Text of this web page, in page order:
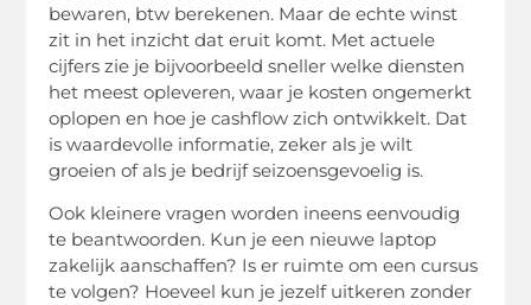
bewaren, btw berekenen. Maar de echte winst
zit in het inzicht dat eruit komt. Met actuele
cijfers zie je bijvoorbeeld sneller welke diensten
het meest opleveren, waar je kosten ongemerkt
oplopen en hoe je cashflow zich ontwikkelt. Dat
is waardevolle informatie, zeker als je wilt
groeien of als je bedrijfseizoensgevoelig is.
Ook kleinere vragen worden ineens eenvoudig
te beantwoorden. Kun je een nieuwe laptop
zakelijk aanschaffen? Is er ruimte om een cursus
te volgen? Hoeveel kun je jezelf uitkeren zonder